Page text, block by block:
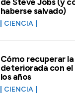
de Steve Jobs (y
haberse salvado)
CIENCIA
Cómo recuperar
deteriorada con el
los años
CIENCIA